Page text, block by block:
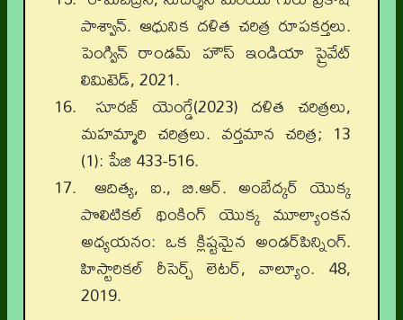
పాశ్వాన్. ఆధునిక దళిత చరిత్ర రూపకర్తలు.
పెంగ్విన్ రాండమ్ హౌస్ ఇండియా ప్రైవేట్
లిమిటెడ్, 2021.
సూరజ్ యెంగ్డే(2023) దళిత చరిత్రలు,
మహమ్మారి చరిత్రలు. వర్తమాన చరిత్ర; 13
(1): పేజి 433-516.
ఆదిత్య, ఐ., బి.ఆర్. అంబేద్కర్ యొక్క
పొలిటికల్ థింకింగ్ యొక్క మూల్యాంకన
అధ్యయనం: ఒక క్లిష్టమైన అండర్‌పిన్నింగ్.
హిస్టారికల్ రీసెర్చ్ లెటర్, వాల్యూం. 48,
2019.